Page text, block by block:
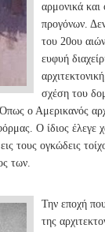
αρμονικά και
προγόνων.
του 20ου
ευφυή
σχέση του
Όπως ο Αμερικανός
Ο ίδιος έλεγε
τους ογκώδεις
των.
Την εποχή
της